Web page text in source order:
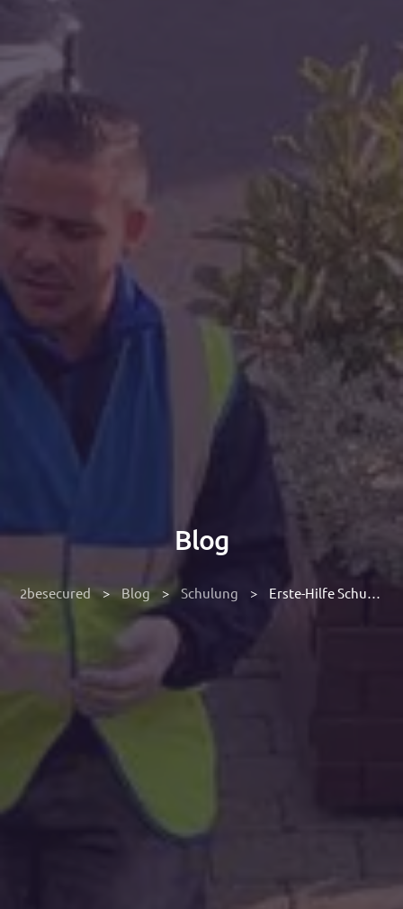
Blog
2besecured > Blog > Schulung > Erste-Hilfe Schulung im Ibis Styles Filderstadt